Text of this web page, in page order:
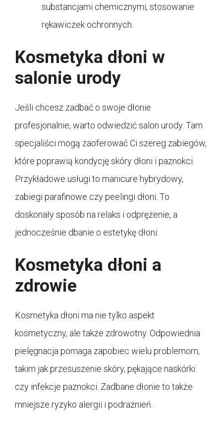
substancjami chemicznymi, stosowanie
rękawiczek ochronnych.
Kosmetyka dłoni w
salonie urody
Jeśli chcesz zadbać o swoje dłonie
profesjonalnie, warto odwiedzić salon urody. Tam
specjaliści mogą zaoferować Ci szereg zabiegów,
które poprawią kondycję skóry dłoni i paznokci.
Przykładowe usługi to manicure hybrydowy,
zabiegi parafinowe czy peelingi dłoni. To
doskonały sposób na relaks i odprężenie, a
jednocześnie dbanie o estetykę dłoni.
Kosmetyka dłoni a
zdrowie
Kosmetyka dłoni ma nie tylko aspekt
kosmetyczny, ale także zdrowotny. Odpowiednia
pielęgnacja pomaga zapobiec wielu problemom,
takim jak przesuszenie skóry, pękające naskórki
czy infekcje paznokci. Zadbane dłonie to także
mniejsze ryzyko alergii i podrażnień.